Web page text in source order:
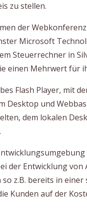
zu stellen.
der
Microsoft
Steuerrechner in
einen Mehrwert für
Flash Player, mit
Desktop und
dem lokalen
der Entwicklung von
z.B. bereits in
Kunden auf der